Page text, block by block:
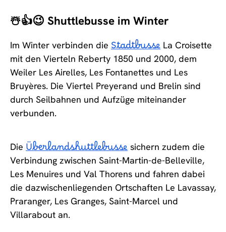
☃️👍😉 Shuttlebusse im Winter
Im Winter verbinden die Stadtbusse La Croisette
mit den Vierteln Reberty 1850 und 2000, dem
Weiler Les Airelles, Les Fontanettes und Les
Bruyères. Die Viertel Preyerand und Brelin sind
durch Seilbahnen und Aufzüge miteinander
verbunden.
Die Überlandshuttlebusse sichern zudem die
Verbindung zwischen Saint-Martin-de-Belleville,
Les Menuires und Val Thorens und fahren dabei
die dazwischenliegenden Ortschaften Le Lavassay,
Praranger, Les Granges, Saint-Marcel und
Villarabout an.